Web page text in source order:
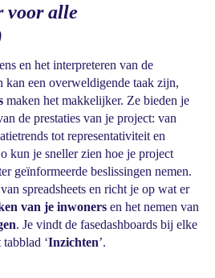
voor alle
en het interpreteren van de
kan een overweldigende taak zijn,
maken het makkelijker. Ze bieden je
de prestaties van je project: van
tot representativiteit en
kun je sneller zien hoe je project
geïnformeerde beslissingen nemen.
spreadsheets en richt je op wat er
van je inwoners en het nemen van
. Je vindt de fasedashboards bij elke
‘Inzichten’.